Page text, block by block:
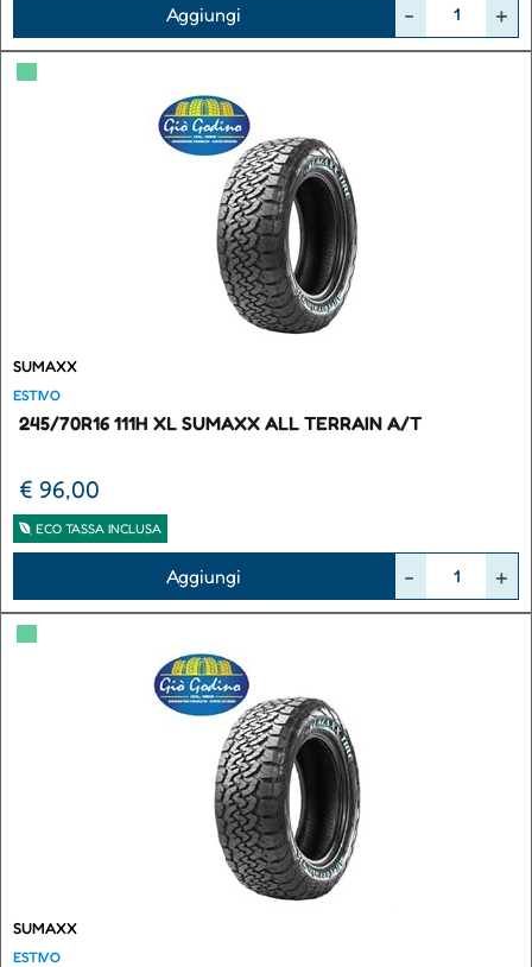
Aggiungi
▀
SUMAXX
ESTIVO
245/70R16 111H XL SUMAXX ALL TERRAIN A/T
€ 96,00
ECO TASSA INCLUSA
Aggiungi
▀
SUMAXX
ESTIVO